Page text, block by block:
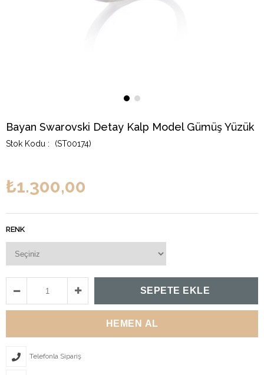
Bayan Swarovski Detay Kalp Model Gümüş Yüzük
(ST00174)
₺1.300,00
RENK
Telefonla Sipariş